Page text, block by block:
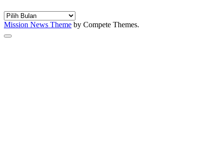
ARSIP
Mission News Theme by Compete Themes.
Scroll